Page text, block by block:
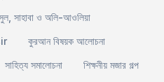
সাহাবা ও অলি-আওলিয়া
কুরআন বিষয়ক আলোচনা
সাহিত্য সমালোচনা
শিক্ষনীয় মজার গল্প